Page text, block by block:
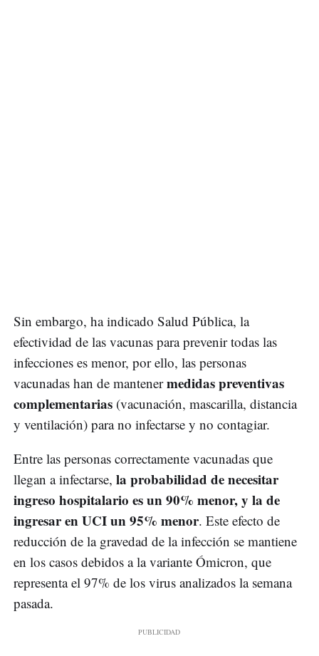
Sin embargo, ha indicado Salud Pública, la
efectividad de las vacunas para prevenir todas las
infecciones es menor, por ello, las personas
vacunadas han de mantenermedidas preventivas
complementarias (vacunación, mascarilla, distancia
y ventilación) para no infectarse y no contagiar.
Entre las personas correctamente vacunadas que
llegan a infectarse, la probabilidad de necesitar
ingreso hospitalario es un 90% menor, y la de
ingresar en UCI un 95% menor. Este efecto de
reducción de la gravedad de la infección se mantiene
en los casos debidos a la variante Ómicron, que
representa el 97% de los virus analizados la semana
pasada.